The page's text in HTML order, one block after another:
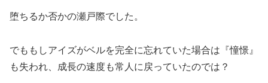
堕ちるか否かの瀬戸際でした。
でももしアイズがベルを完全に忘れていた場合は『憧憬』
も失われ、成長の速度も常人に戻っていたのでは？